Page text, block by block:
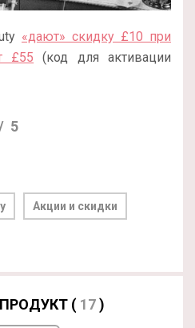
«дают» скидку £10 при
£55 (код для активации
5
Акции и скидки
( 17)